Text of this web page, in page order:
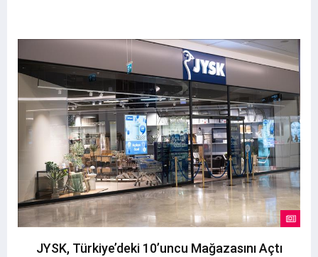
JYSK, Türkiye’deki 10’uncu Mağazasını Açtı